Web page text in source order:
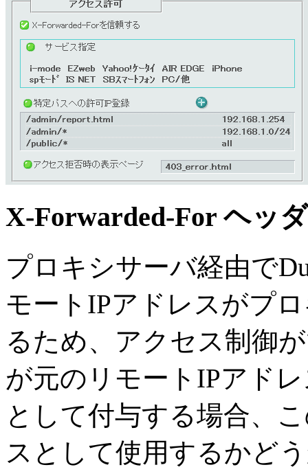
X-Forwarded-For ヘッ
プロキシサーバ経由で
モートIPアドレスがプ
るため、アクセス制御
が元のリモートIPアド
として付与する場合、
スとして使用するかど